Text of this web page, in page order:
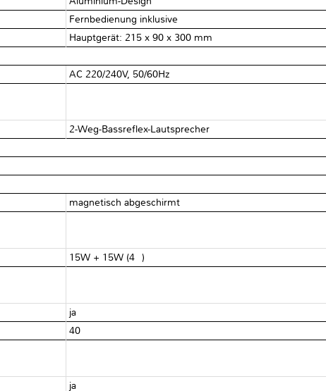
Fernbedienung inklusive
Hauptgerät: 215 x 90 x 300 mm
AC 220/240V, 50/60Hz
2-Weg-Bassreflex-Lautsprecher
magnetisch abgeschirmt
15W + 15W (4Ω)
ja
40
ja